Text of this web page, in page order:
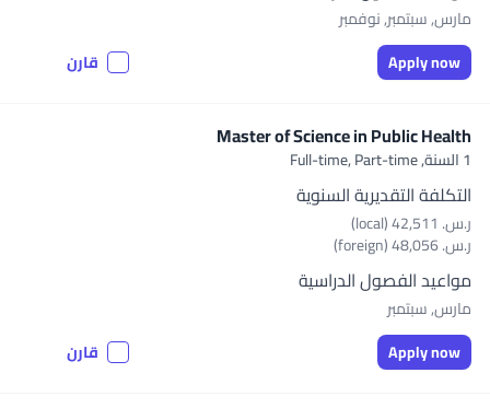
مارس, سبتمبر, نوفمبر
Apply now
قارن
Master of Science in Public Health
1 السنة, Full-time, Part-time
التكلفة التقديرية السنوية
ر.س.‏ 42,511 (local)
ر.س.‏ 48,056 (foreign)
مواعيد الفصول الدراسية
مارس, سبتمبر
Apply now
قارن